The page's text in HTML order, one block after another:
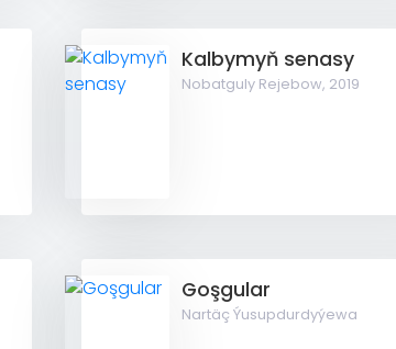
Kalbymyň senasy
Nobatguly Rejebow, 2019
Goşgular
Nartäç Ýusupdurdyýewa